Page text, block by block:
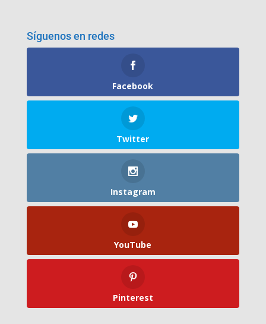
Síguenos en redes
Facebook
Twitter
Instagram
YouTube
Pinterest